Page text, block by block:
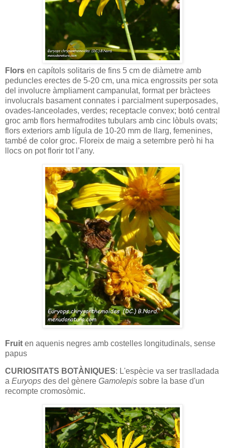
Flors en capítols solitaris de fins 5 cm de diàmetre amb
peduncles erectes de 5-20 cm, una mica engrossits per sota
del involucre àmpliament campanulat, format per bràctees
involucrals basament connates i parcialment superposades,
ovades-lanceolades, verdes; receptacle convex; botó central
groc amb flors hermafrodites tubulars amb cinc lòbuls ovats;
flors exteriors amb lígula de 10-20 mm de llarg, femenines,
també de color groc. Floreix de maig a setembre però hi ha
llocs on pot florir tot l’any.
Fruit en aquenis negres amb costelles longitudinals, sense
papus
CURIOSITATS BOTÀNIQUES: L'espècie va ser traslladada
a Euryops des del gènere Gamolepis sobre la base d'un
recompte cromosòmic.